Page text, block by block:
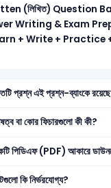
(লিখিত) Question
Writing & Exam
+ Write + Practice
এর মোট কতটি প্রশ্ন এই প্রশ্ন-ব্যাংকে
বা কোর ফিচারগুলো কী কী?
পিডিএফ (PDF) আকারে
কি নির্ভরযোগ্য?